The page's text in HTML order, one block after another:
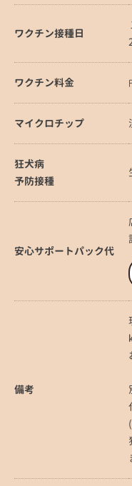
ワクチン接種日
ワクチン料金
マイクロチップ
狂犬病
予防接種
安心サポートパック代
備考